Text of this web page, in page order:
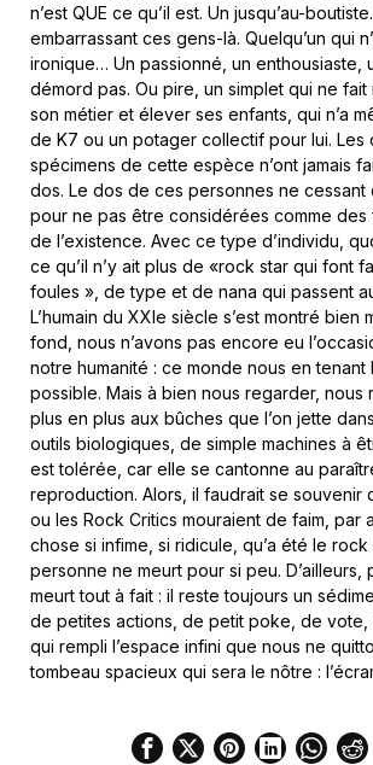
n’est QUE ce qu’il est. Un jusqu’au-
embarrassant ces gens-là. Quelqu’un qui
ironique… Un passionné, un enthousiaste,
démord pas. Ou pire, un simplet qui ne
son métier et élever ses enfants, qui n’a
de K7 ou un potager collectif pour lui. Les
spécimens de cette espèce n’ont jamais
dos. Le dos de ces personnes ne
pour ne pas être considérées comme des
de l’existence. Avec ce type d’individu,
ce qu’il n’y ait plus de «rock star qui font
foules », de type et de nana qui passent
L’humain du XXIe siècle s’est montré bien
fond, nous n’avons pas encore eu
notre humanité : ce monde nous en tenant
possible. Mais à bien nous regarder, nous
plus en plus aux bûches que l’on jette
outils biologiques, de simple machines à
est tolérée, car elle se cantonne au
reproduction. Alors, il faudrait se souvenir
ou les Rock Critics mouraient de faim, par
chose si infime, si ridicule, qu’a été le rock
personne ne meurt pour si peu. D’ailleurs,
meurt tout à fait : il reste toujours un
de petites actions, de petit poke, de vote,
qui rempli l’espace infini que nous ne
tombeau spacieux qui sera le nôtre :